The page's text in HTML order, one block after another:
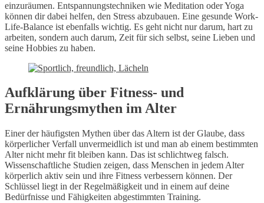
einzuräumen. Entspannungstechniken wie Meditation oder Yoga
können dir dabei helfen, den Stress abzubauen. Eine gesunde Work-
Life-Balance ist ebenfalls wichtig. Es geht nicht nur darum, hart zu
arbeiten, sondern auch darum, Zeit für sich selbst, seine Lieben und
seine Hobbies zu haben.
Aufklärung über Fitness- und
Ernährungsmythen im Alter
Einer der häufigsten Mythen über das Altern ist der Glaube, dass
körperlicher Verfall unvermeidlich ist und man ab einem bestimmten
Alter nicht mehr fit bleiben kann. Das ist schlichtweg falsch.
Wissenschaftliche Studien zeigen, dass Menschen in jedem Alter
körperlich aktiv sein und ihre Fitness verbessern können. Der
Schlüssel liegt in der Regelmäßigkeit und in einem auf deine
Bedürfnisse und Fähigkeiten abgestimmten Training.